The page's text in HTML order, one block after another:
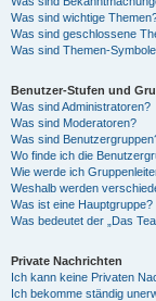
Was sind wichtige
Was sind geschlossene
Was sind Themen-
Benutzer-Stufen und
Was sind Administratoren?
Was sind Moderatoren?
Was sind
Wo finde ich die
Wie werde ich
Weshalb werden
Was ist eine Hauptgruppe?
Was bedeutet der „Das
Private Nachrichten
Ich kann keine Privaten
Ich bekomme ständig